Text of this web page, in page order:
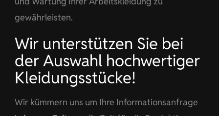
gewährleisten.
Wir unterstützen Sie bei
der Auswahl hochwertiger
Kleidungsstücke!
Wir kümmern uns um Ihre Informationsanfrage